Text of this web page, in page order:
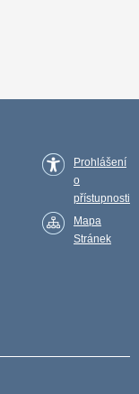
Prohlášení
o
přístupnosti
Mapa
Stránek